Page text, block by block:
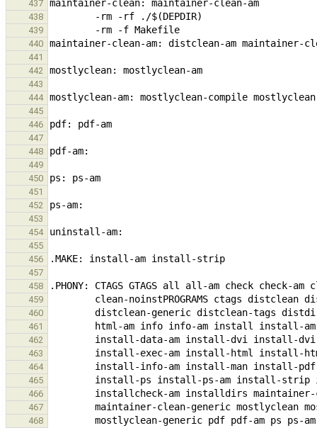
437
438
439
440
441
442
443
444
445
446
447
448
449
450
451
452
453
454
455
456
457
458
459
460
461
462
463
464
465
466
467
468